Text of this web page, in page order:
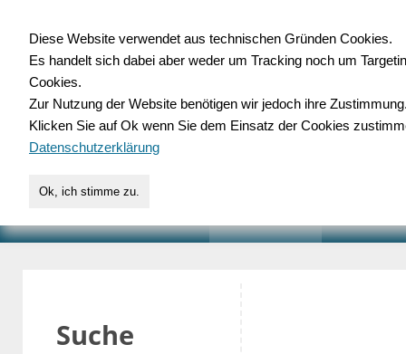
für Handwerk,
Suche
Diese Website verwendet aus technischen Gründen Cookies.
Es handelt sich dabei aber weder um Tracking noch um
Cookies.
Zur Nutzung der Website benötigen wir jedoch ihre
Klicken Sie auf Ok wenn Sie dem Einsatz der Cookies
Datenschutzerklärung
Ok, ich stimme zu.